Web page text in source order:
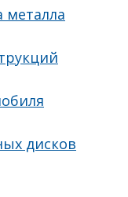
металла
дисков